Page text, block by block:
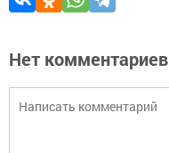
Нет комментариев